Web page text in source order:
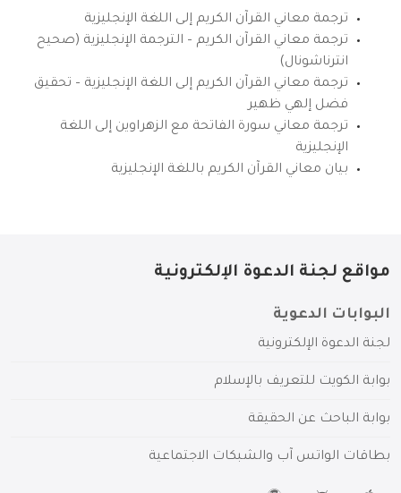
ترجمة معاني القرآن الكريم إلى اللغة الإنجليزية
ترجمة معاني القرآن الكريم – الترجمة الإنجليزية (صحيح
انترناشونال)
ترجمة معاني القرآن الكريم إلى اللغة الإنجليزية – تحقيق
فضل إلهي ظهير
ترجمة معاني سورة الفاتحة مع الزهراوين إلى اللغة
الإنجليزية
بيان معاني القرآن الكريم باللغة الإنجليزية
مواقع لجنة الدعوة الإلكترونية
البوابات الدعوية
لجنة الدعوة الإلكترونية
بوابة الكويت للتعريف بالإسلام
بوابة الباحث عن الحقيقة
بطاقات الواتس آب والشبكات الاجتماعية